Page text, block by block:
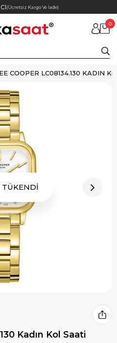
(Ücretsiz Kargo Ve İade)
0
COOPER LC08134.130 KADIN
TÜKENDİ
Kadın Kol Saati